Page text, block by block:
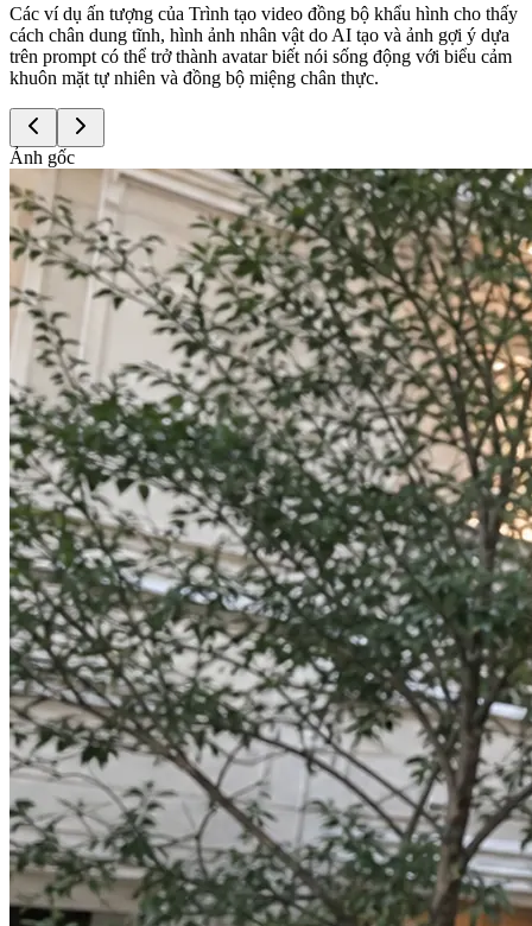
Các ví dụ ấn tượng của Trình tạo video đồng bộ khẩu hình cho thấy
cách chân dung tĩnh, hình ảnh nhân vật do AI tạo và ảnh gợi ý dựa
trên prompt có thể trở thành avatar biết nói sống động với biểu cảm
khuôn mặt tự nhiên và đồng bộ miệng chân thực.
Ảnh gốc